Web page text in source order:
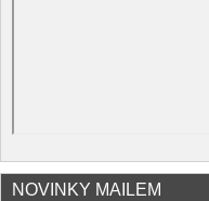
NOVINKY MAILEM